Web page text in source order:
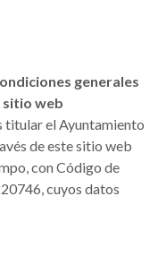
generales
sitio web
titular el Ayuntamiento
de este sitio web
con Código de
cuyos datos